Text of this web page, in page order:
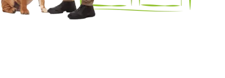
: 13%, Humidité : 8.5%, Cendres brutes : 8.5%, Cellulose
(3a671) : 1 800 UI, E (3a700) : 500 mg, Taurine (3a370) :